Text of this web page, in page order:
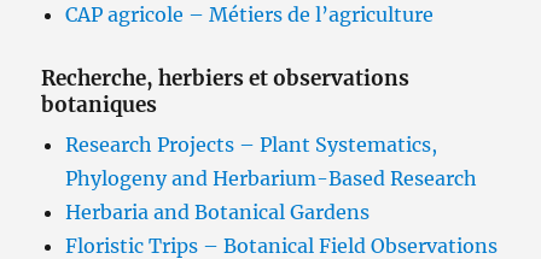
CAP agricole – Métiers de l’agriculture
Recherche, herbiers et observations
botaniques
Research Projects – Plant Systematics,
Phylogeny and Herbarium-Based Research
Herbaria and Botanical Gardens
Floristic Trips – Botanical Field Observations